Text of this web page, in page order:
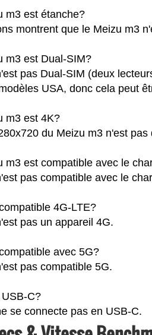
m3 est étanche?
montrent que le Meizu m3
m3 est Dual-SIM?
pas Dual-SIM (deux
USA, donc cela peut
m3 est 4K?
du Meizu m3 n'est pas
m3 est compatible avec le
pas compatible avec le
4G-LTE?
pas un appareil 4G.
avec 5G?
pas compatible 5G.
C?
se connecte pas en USB-C.